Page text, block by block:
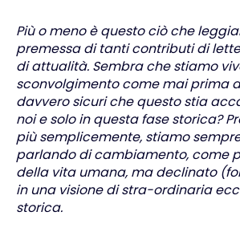
Più o meno è questo ciò che
premessa di tanti contributi di
di attualità. Sembra che stiamo
sconvolgimento come mai prima
davvero sicuri che questo stia
noi e solo in questa fase storica?
più semplicemente, stiamo
parlando di cambiamento, come
della vita umana, ma declinato
in una visione di stra-ordinaria
storica.